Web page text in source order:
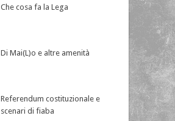
Che cosa fa la Lega
Di Mai(L)o e altre amenità
Referendum costituzionale e
scenari di fiaba